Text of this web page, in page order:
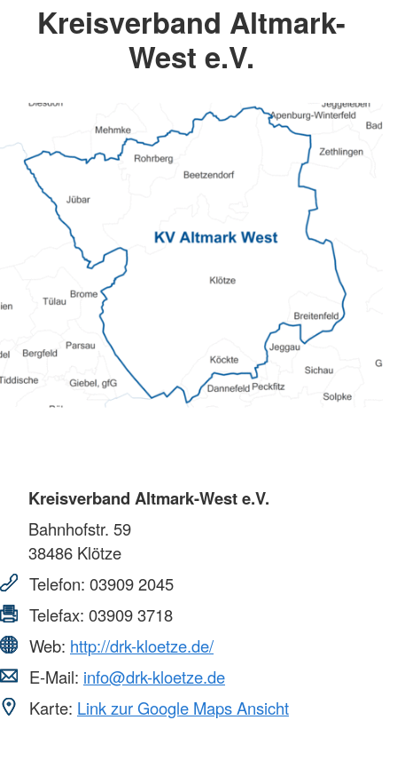
Kreisverband Altmark-
West e.V.
Kreisverband Altmark-West e.V.
Bahnhofstr. 59
38486 Klötze
Telefon: 03909 2045
Telefax: 03909 3718
Web: http://drk-kloetze.de/
E-Mail: info@drk-kloetze.de
Karte: Link zur Google Maps Ansicht